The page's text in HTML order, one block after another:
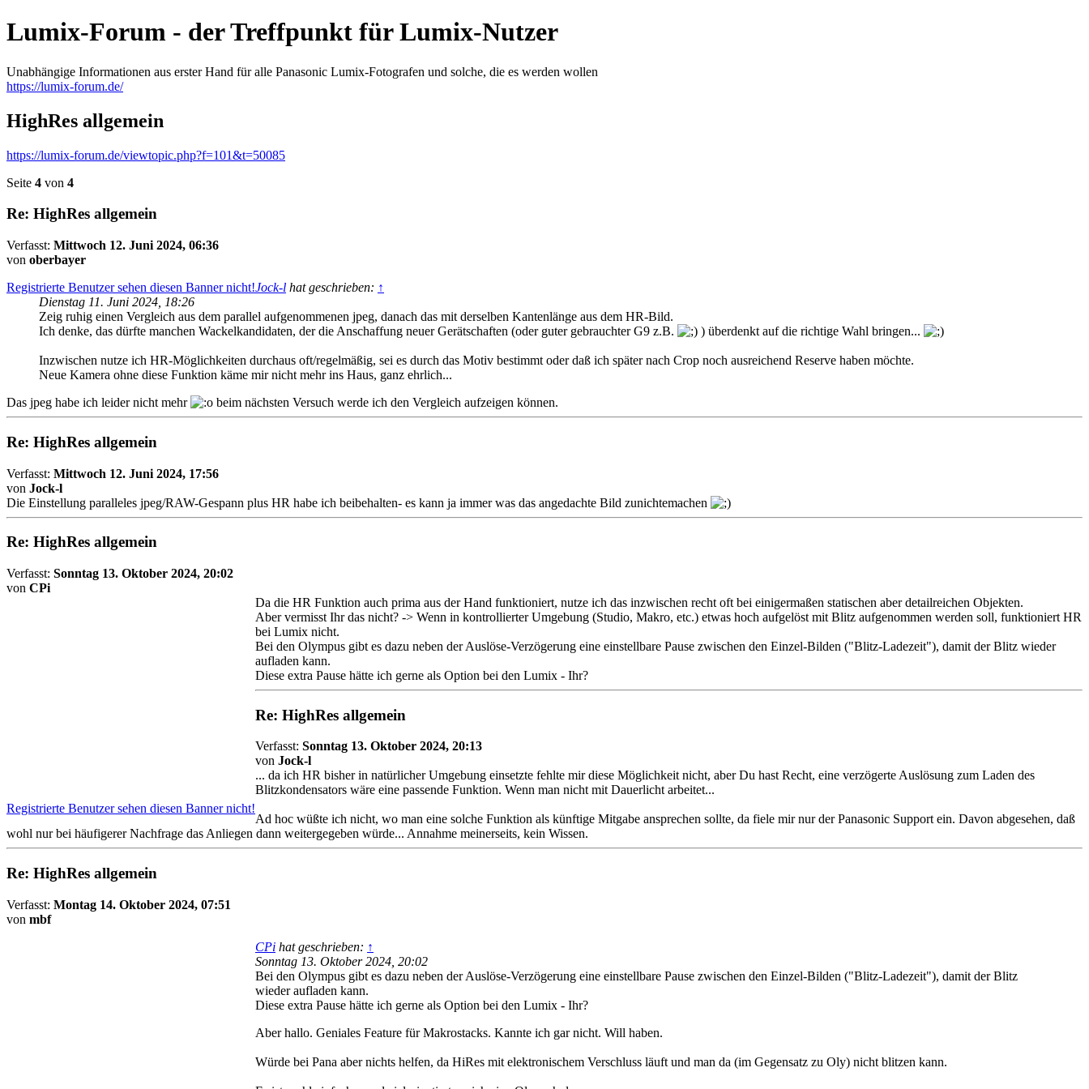
Lumix-Forum - der Treffpunkt für Lumix-Nutzer
Unabhängige Informationen aus erster Hand für alle Panasonic Lumix-Fotografen und solche, die es werden wollen
https://lumix-forum.de/
HighRes allgemein
https://lumix-forum.de/viewtopic.php?f=101&t=50085
Seite 4 von 4
Re: HighRes allgemein
Verfasst: Mittwoch 12. Juni 2024, 06:36
von oberbayer
Registrierte Benutzer sehen diesen Banner nicht!Jock-l hat geschrieben: ↑
Dienstag 11. Juni 2024, 18:26
Zeig ruhig einen Vergleich aus dem parallel aufgenommenen jpeg, danach das mit derselben Kantenlänge aus dem HR-Bild.
Ich denke, das dürfte manchen Wackelkandidaten, der die Anschaffung neuer Gerätschaften (oder guter gebrauchter G9 z.B.
) überdenkt auf die richtige Wahl bringen...
Inzwischen nutze ich HR-Möglichkeiten durchaus oft/regelmäßig, sei es durch das Motiv bestimmt oder daß ich später nach Crop noch ausreichend Reserve haben möchte.
Neue Kamera ohne diese Funktion käme mir nicht mehr ins Haus, ganz ehrlich...
Das jpeg habe ich leider nicht mehr
beim nächsten Versuch werde ich den Vergleich aufzeigen können.
Re: HighRes allgemein
Verfasst: Mittwoch 12. Juni 2024, 17:56
von Jock-l
Die Einstellung paralleles jpeg/RAW-Gespann plus HR habe ich beibehalten- es kann ja immer was das angedachte Bild zunichtemachen
Re: HighRes allgemein
Verfasst: Sonntag 13. Oktober 2024, 20:02
von CPi
Registrierte Benutzer sehen diesen Banner nicht!
Da die HR Funktion auch prima aus der Hand funktioniert, nutze ich das inzwischen recht oft bei einigermaßen statischen aber detailreichen Objekten.
Aber vermisst Ihr das nicht? -> Wenn in kontrollierter Umgebung (Studio, Makro, etc.) etwas hoch aufgelöst mit Blitz aufgenommen werden soll, funktioniert HR
bei Lumix nicht.
Bei den Olympus gibt es dazu neben der Auslöse-Verzögerung eine einstellbare Pause zwischen den Einzel-Bilden ("Blitz-Ladezeit"), damit der Blitz wieder
aufladen kann.
Diese extra Pause hätte ich gerne als Option bei den Lumix - Ihr?
Re: HighRes allgemein
Verfasst: Sonntag 13. Oktober 2024, 20:13
von Jock-l
... da ich HR bisher in natürlicher Umgebung einsetzte fehlte mir diese Möglichkeit nicht, aber Du hast Recht, eine verzögerte Auslösung zum Laden des
Blitzkondensators wäre eine passende Funktion. Wenn man nicht mit Dauerlicht arbeitet...
Ad hoc wüßte ich nicht, wo man eine solche Funktion als künftige Mitgabe ansprechen sollte, da fiele mir nur der Panasonic Support ein. Davon abgesehen, daß
wohl nur bei häufigerer Nachfrage das Anliegen dann weitergegeben würde... Annahme meinerseits, kein Wissen.
Re: HighRes allgemein
Verfasst: Montag 14. Oktober 2024, 07:51
von mbf
CPi hat geschrieben: ↑
Sonntag 13. Oktober 2024, 20:02
Bei den Olympus gibt es dazu neben der Auslöse-Verzögerung eine einstellbare Pause zwischen den Einzel-Bilden ("Blitz-Ladezeit"), damit der Blitz
wieder aufladen kann.
Diese extra Pause hätte ich gerne als Option bei den Lumix - Ihr?
Aber hallo. Geniales Feature für Makrostacks. Kannte ich gar nicht. Will haben.
Würde bei Pana aber nichts helfen, da HiRes mit elektronischem Verschluss läuft und man da (im Gegensatz zu Oly) nicht blitzen kann.